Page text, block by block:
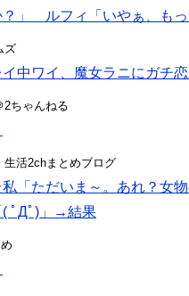
」 ルフィ「いやぁ、もっ
ズ
中ワイ、魔女ラニにガチ
2ちゃんねる
生活2chまとめブログ
「ただいま～。あれ？女
( ﾟДﾟ)」→結果